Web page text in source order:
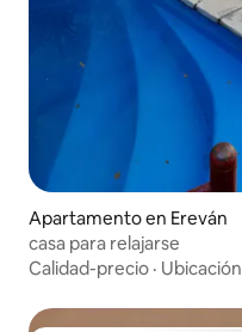
Apartamento en Ereván
casa para relajarse
Calidad-precio · Ubicación